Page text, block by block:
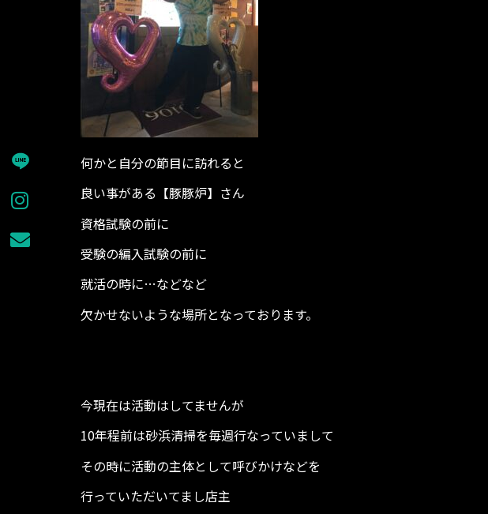
何かと自分の節目に訪れると
良い事がある【豚豚炉】さん
資格試験の前に
受験の編入試験の前に
就活の時に…などなど
欠かせないような場所となっております。
今現在は活動はしてませんが
10年程前は砂浜清掃を毎週行なっていまして
その時に活動の主体として呼びかけなどを
行っていただいてまし店主